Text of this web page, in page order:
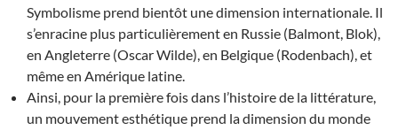
Symbolisme prend bientôt une dimension internationale. Il
s’enracine plus particulièrement en Russie (Balmont, Blok),
en Angleterre (Oscar Wilde), en Belgique (Rodenbach), et
même en Amérique latine.
Ainsi, pour la première fois dans l’histoire de la littérature,
un mouvement esthétique prend la dimension du monde